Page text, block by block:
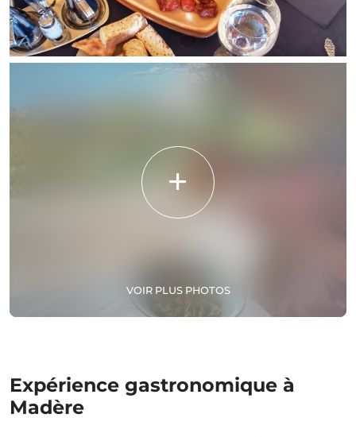
VOIR PLUS PHOTOS
Expérience gastronomique à
Madère